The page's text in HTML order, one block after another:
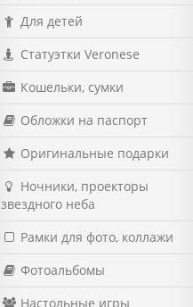
Для детей
Статуэтки Veronese
Кошельки, сумки
Обложки на паспорт
Оригинальные подарки
Ночники, проекторы
звездного неба
Рамки для фото, коллажи
Фотоальбомы
Настольные игры